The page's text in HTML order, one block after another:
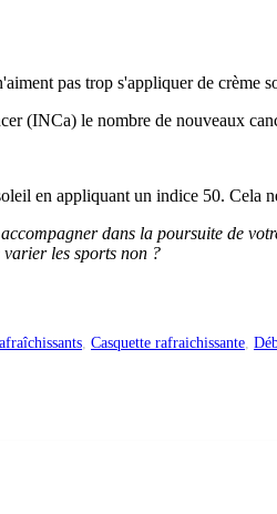
pas trop s'appliquer de crème
(INCa) le nombre de nouveaux
en appliquant un indice 50. Cela
dans la poursuite de
les sports non ?
Casquette rafraichissante